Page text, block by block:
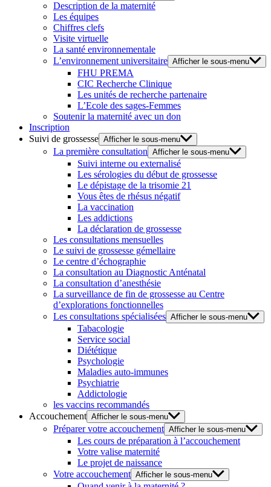
Description de la maternité
Les équipes
Chiffres clefs
Visite virtuelle
La santé environnementale
L’environnement universitaire Afficher le sous-menu
FHU PREMA
CIC Recherche Clinique
Les unités de recherche partenaire
L’Ecole des sages-Femmes
Soutenir la maternité avec un don
Inscription
Suivi de grossesse Afficher le sous-menu
La première consultation Afficher le sous-menu
Suivi interne ou externalisé
Les sérologies du début de grossesse
Le dépistage de la trisomie 21
Vous êtes de rhésus négatif
La vaccination
Les addictions
La déclaration de grossesse
Les consultations mensuelles
Le suivi de grossesse gémellaire
Le centre d’échographie
La consultation au Diagnostic Anténatal
La consultation d’anesthésie
La surveillance de fin de grossesse au Centre
d’explorations fonctionnelles
Les consultations spécialisées Afficher le sous-menu
Tabacologie
Service social
Diététique
Psychologie
Maladies auto-immunes
Psychiatrie
Addictologie
les vaccins recommandés
Accouchement Afficher le sous-menu
Préparer votre accouchement Afficher le sous-menu
Les cours de préparation à l’accouchement
Votre valise maternité
Le projet de naissance
Votre accouchement Afficher le sous-menu